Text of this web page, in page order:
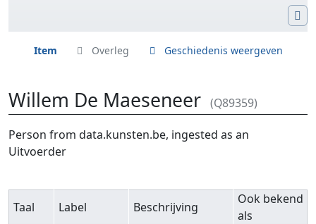
Item Overleg Geschiedenis weergeven
Willem De Maeseneer (Q89359)
Ga naar:navigatie,zoeken
Person from data.kunsten.be, ingested as an
Uitvoerder
Taal Label Beschrijving
Ook bekend
als